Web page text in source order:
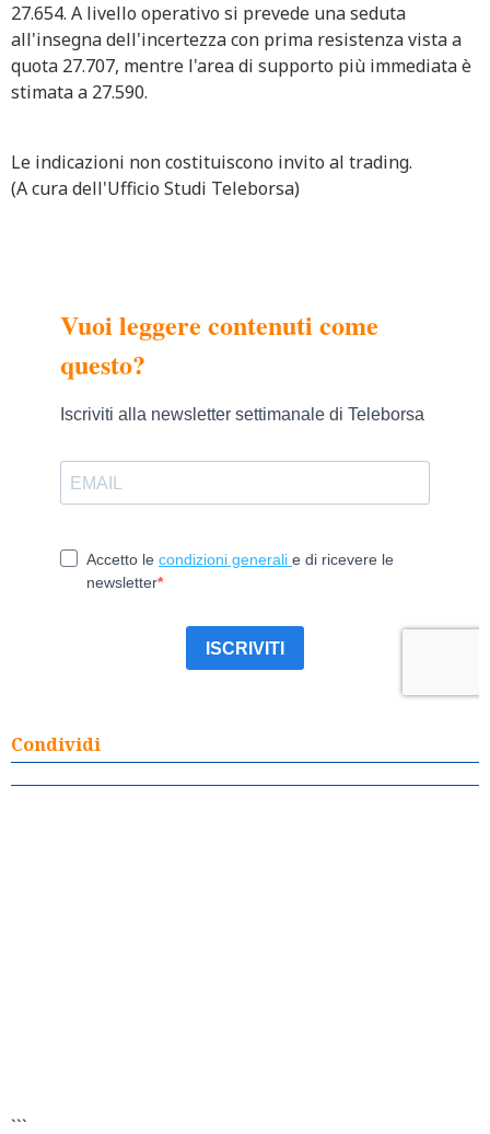
27.654. A livello operativo si prevede una seduta
all'insegna dell'incertezza con prima resistenza vista a
quota 27.707, mentre l'area di supporto più immediata è
stimata a 27.590.
Le indicazioni non costituiscono invito al trading.
(A cura dell'Ufficio Studi Teleborsa)
Condividi
```